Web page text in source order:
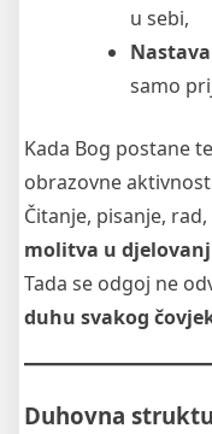
u sebi,
samo
Kada Bog postane
obrazovne
Čitanje, pisanje,
molitva u
Tada se odgoj ne
duhu svakog
Duhovna